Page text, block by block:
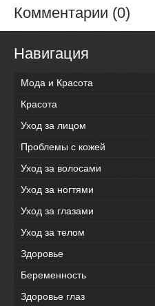
Комментарии (0)
Навигация
Мода и Красота
Красота
Уход за лицом
Проблемы с кожей
Уход за волосами
Уход за ногтями
Уход за глазами
Уход за телом
Здоровье
Беременность
Здоровье глаз